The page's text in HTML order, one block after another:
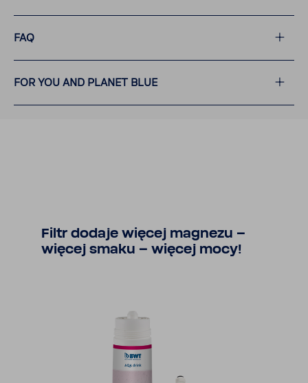
FAQ
FOR YOU AND PLANET BLUE
Filtr dodaje więcej magnezu –
więcej smaku – więcej mocy!